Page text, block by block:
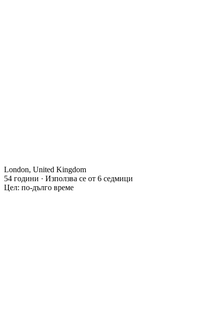
London, United Kingdom
54 години · Използва се от 6 седмици
Цел: по-дълго време